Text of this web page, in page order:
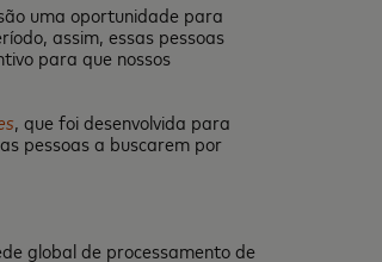
uma oportunidade para
assim, essas pessoas
para que nossos
, que foi desenvolvida para
pessoas a buscarem por
global de processamento de